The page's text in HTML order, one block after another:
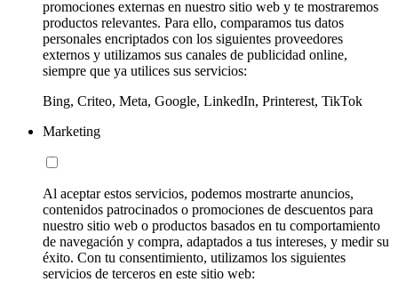
promociones externas en nuestro sitio web y te mostraremos
productos relevantes. Para ello, comparamos tus datos
personales encriptados con los siguientes proveedores
externos y utilizamos sus canales de publicidad online,
siempre que ya utilices sus servicios:
Bing, Criteo, Meta, Google, LinkedIn, Printerest, TikTok
Marketing
Al aceptar estos servicios, podemos mostrarte anuncios,
contenidos patrocinados o promociones de descuentos para
nuestro sitio web o productos basados en tu comportamiento
de navegación y compra, adaptados a tus intereses, y medir su
éxito. Con tu consentimiento, utilizamos los siguientes
servicios de terceros en este sitio web: